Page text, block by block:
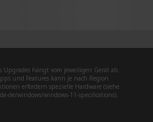
hängt vom jeweiligen Gerät ab.
und Features kann je nach Region
erfordern spezielle Hardware (siehe
de/windows/windows-11-specifications).